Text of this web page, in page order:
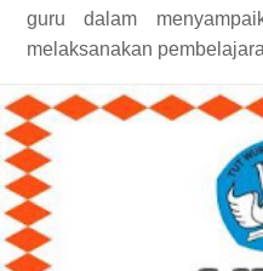
guru dalam
melaksanakan